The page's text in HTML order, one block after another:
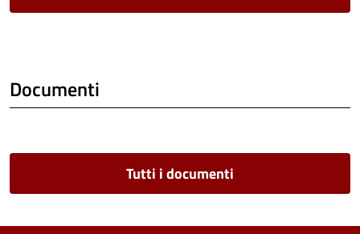
Documenti
Tutti i documenti